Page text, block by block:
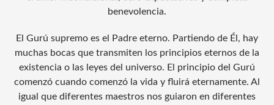
benevolencia.
El Gurú supremo es el Padre eterno. Partiendo de Él, hay
muchas bocas que transmiten los principios eternos de la
existencia o las leyes del universo. El principio del Gurú
comenzó cuando comenzó la vida y fluirá eternamente. Al
igual que diferentes maestros nos guiaron en diferentes